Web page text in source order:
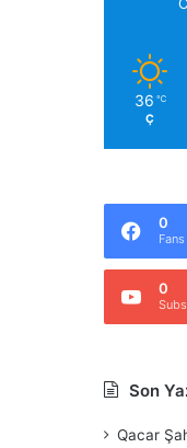
36 ℃
Ç
0
Fans
0
Son
Qacar